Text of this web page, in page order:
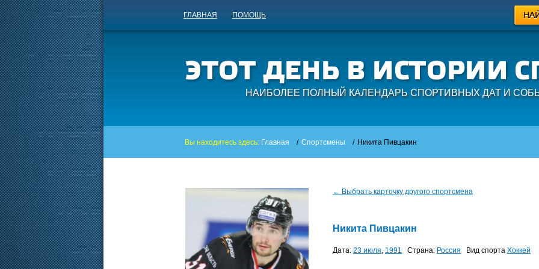
ГЛАВНАЯ ПОМОЩЬ
НАИБОЛЕЕ ПОЛНЫЙ КАЛЕНДАРЬ СПОРТИВНЫХ ДАТ И
Вы находитесь здесь: Главная / Спортсмены / Никита Пивцакин
← Выбрать карточку другого спортсмена
Никита Пивцакин
Дата: 23 июля, 1991 Страна: Россия Вид спорта Хоккей